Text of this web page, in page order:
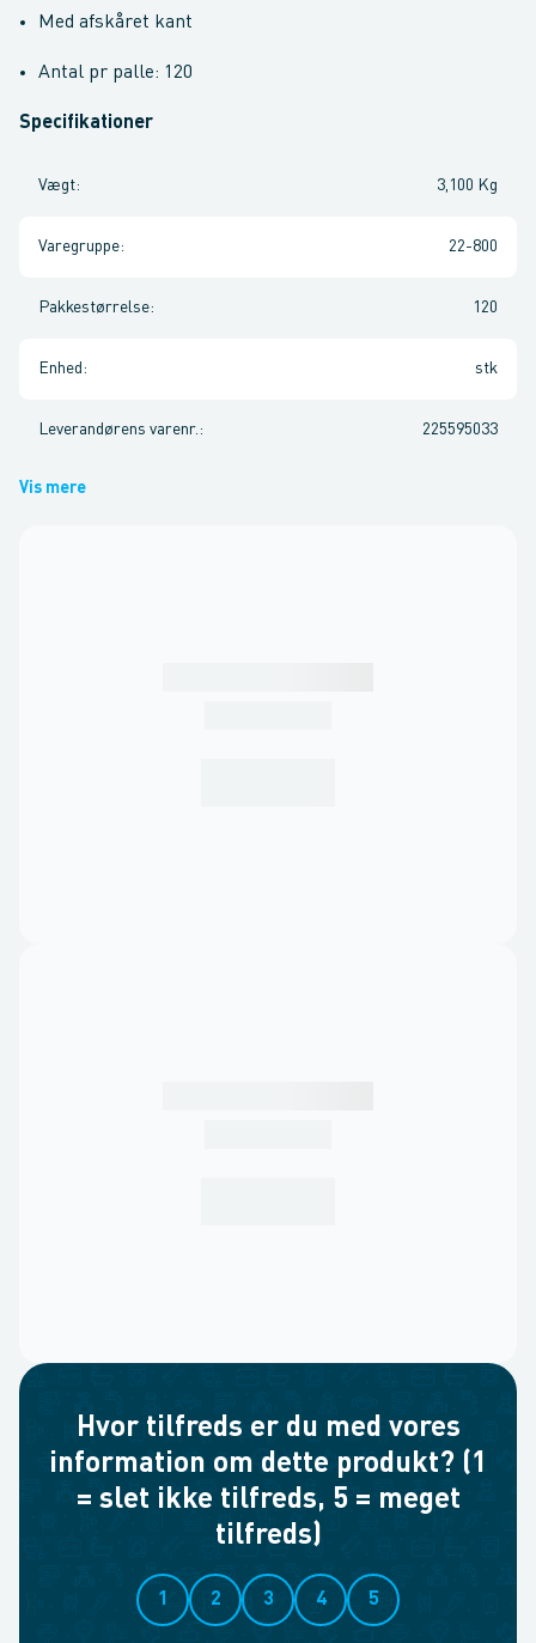
Med afskåret kant
Antal pr palle: 120
Specifikationer
Vægt: 3,100 Kg
Varegruppe: 22-800
Pakkestørrelse: 120
Enhed : stk
Leverandørens varenr. : 225595033
Vis mere
Hvor tilfreds er du med vores
information om dette produkt? (1
= slet ikke tilfreds, 5 = meget
tilfreds)
1 2 3 4 5